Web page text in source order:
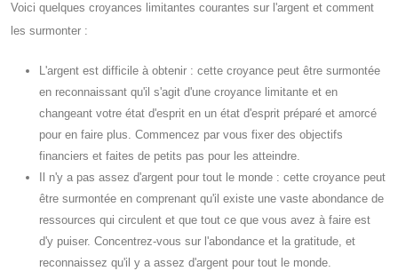
Voici quelques croyances limitantes courantes sur l'argent et comment
les surmonter :
L'argent est difficile à obtenir : cette croyance peut être surmontée
en reconnaissant qu'il s'agit d'une croyance limitante et en
changeant votre état d'esprit en un état d'esprit préparé et amorcé
pour en faire plus. Commencez par vous fixer des objectifs
financiers et faites de petits pas pour les atteindre.
Il n'y a pas assez d'argent pour tout le monde : cette croyance peut
être surmontée en comprenant qu'il existe une vaste abondance de
ressources qui circulent et que tout ce que vous avez à faire est
d'y puiser. Concentrez-vous sur l'abondance et la gratitude, et
reconnaissez qu'il y a assez d'argent pour tout le monde.